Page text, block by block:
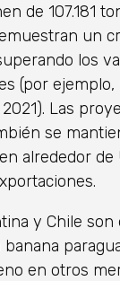
de 107.181
un
los
(por ejemplo,
2021). Las
se
alrededor de
y Chile son
en otros